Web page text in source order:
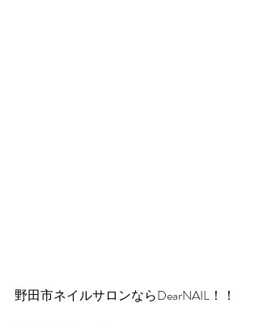
野田市ネイルサロンならDearNAIL！！